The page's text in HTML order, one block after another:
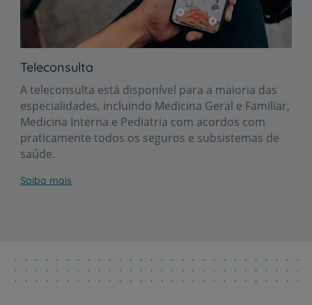
Teleconsulta
A teleconsulta está disponível para a maioria das
especialidades, incluindo Medicina Geral e Familiar,
Medicina Interna e Pediatria com acordos com
praticamente todos os seguros e subsistemas de
saúde.
Saiba mais